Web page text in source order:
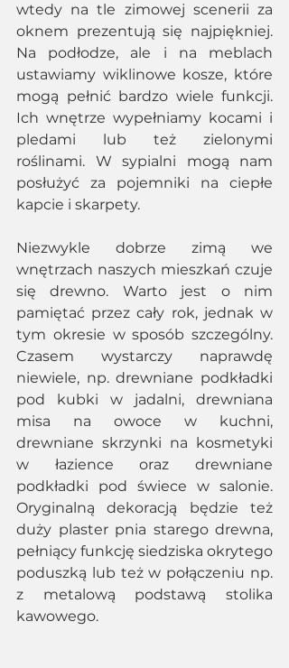
wtedy na tle zimowej scenerii za
oknem prezentują się najpiękniej.
Na podłodze, ale i na meblach
ustawiamy wiklinowe kosze, które
mogą pełnić bardzo wiele funkcji.
Ich wnętrze wypełniamy kocami i
pledami lub też zielonymi
roślinami. W sypialni mogą nam
posłużyć za pojemniki na ciepłe
kapcie i skarpety.
Niezwykle dobrze zimą we
wnętrzach naszych mieszkań czuje
się drewno. Warto jest o nim
pamiętać przez cały rok, jednak w
tym okresie w sposób szczególny.
Czasem wystarczy naprawdę
niewiele, np. drewniane podkładki
pod kubki w jadalni, drewniana
misa na owoce w kuchni,
drewniane skrzynki na kosmetyki
w łazience oraz drewniane
podkładki pod świece w salonie.
Oryginalną dekoracją będzie też
duży plaster pnia starego drewna,
pełniący funkcję siedziska okrytego
poduszką lub też w połączeniu np.
z metalową podstawą stolika
kawowego.